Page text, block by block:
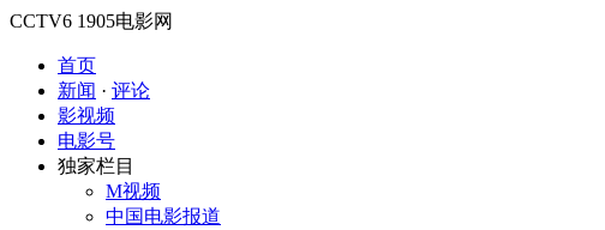
CCTV6 1905电影网
首页
新闻 · 评论
影视频
电影号
独家栏目
M视频
中国电影报道